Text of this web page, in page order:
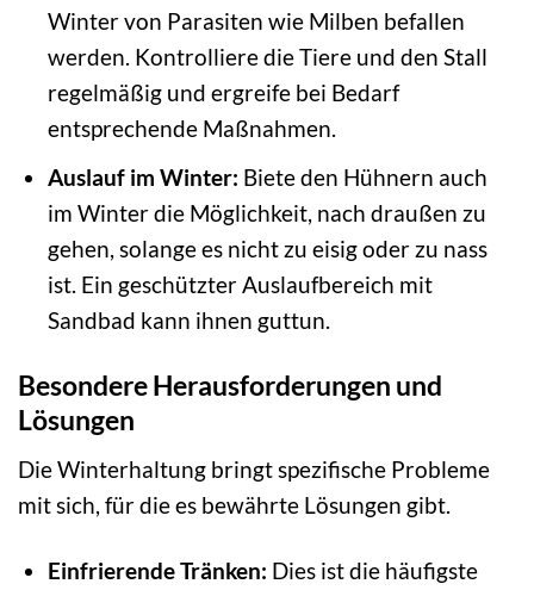
Winter von Parasiten wie Milben befallen
werden. Kontrolliere die Tiere und den Stall
regelmäßig und ergreife bei Bedarf
entsprechende Maßnahmen.
Auslauf im Winter: Biete den Hühnern auch
im Winter die Möglichkeit, nach draußen zu
gehen, solange es nicht zu eisig oder zu nass
ist. Ein geschützter Auslaufbereich mit
Sandbad kann ihnen guttun.
Besondere Herausforderungen und
Lösungen
Die Winterhaltung bringt spezifische Probleme
mit sich, für die es bewährte Lösungen gibt.
Einfrierende Tränken: Dies ist die häufigste